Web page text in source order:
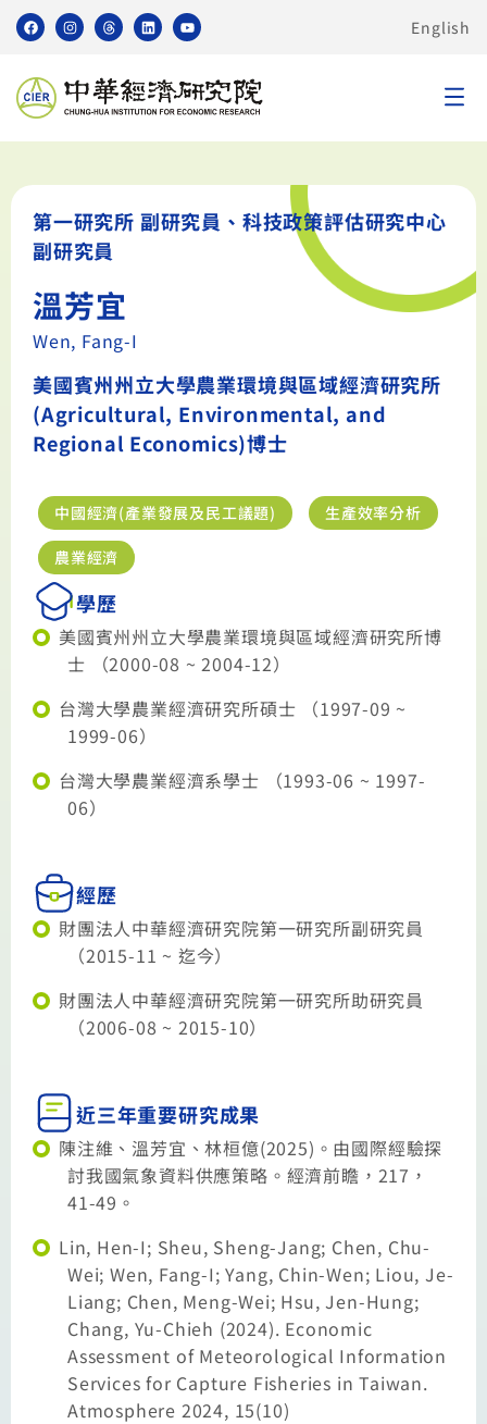
English
第一研究所 副研究員、科技政策評估研究中心
副研究員
溫芳宜
Wen, Fang-I
美國賓州州立大學農業環境與區域經濟研究所
(Agricultural, Environmental, and
Regional Economics)博士
中國經濟(產業發展及民工議題) 生產效率分析
農業經濟
學歷
美國賓州州立大學農業環境與區域經濟研究所博
士 （2000-08 ~ 2004-12）
台灣大學農業經濟研究所碩士 （1997-09 ~
1999-06）
台灣大學農業經濟系學士 （1993-06 ~ 1997-
06）
經歷
財團法人中華經濟研究院第一研究所副研究員
（2015-11 ~ 迄今）
財團法人中華經濟研究院第一研究所助研究員
（2006-08 ~ 2015-10）
近三年重要研究成果
陳注維、溫芳宜、林桓億(2025)。由國際經驗探
討我國氣象資料供應策略。經濟前瞻，217，
41-49。
Lin, Hen-I; Sheu, Sheng-Jang; Chen, Chu-
Wei; Wen, Fang-I; Yang, Chin-Wen; Liou, Je-
Liang; Chen, Meng-Wei; Hsu, Jen-Hung;
Chang, Yu-Chieh (2024). Economic
Assessment of Meteorological Information
Services for Capture Fisheries in Taiwan.
Atmosphere 2024, 15(10)